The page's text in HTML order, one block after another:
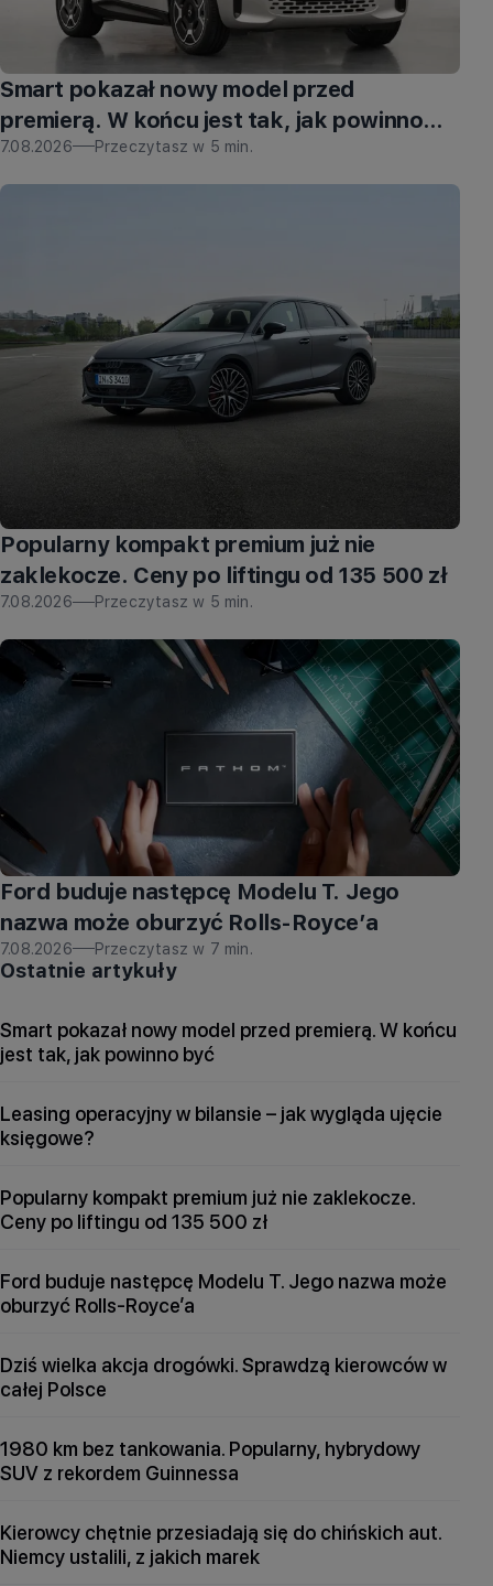
Smart pokazał nowy model przed
premierą. W końcu jest tak, jak powinno
być
7.08.2026 Przeczytasz w 5 min.
Popularny kompakt premium już nie
zaklekocze. Ceny po liftingu od 135 500 zł
7.08.2026 Przeczytasz w 5 min.
Ford buduje następcę Modelu T. Jego
nazwa może oburzyć Rolls-Royce’a
7.08.2026 Przeczytasz w 7 min.
Ostatnie artykuły
Smart pokazał nowy model przed premierą. W końcu
jest tak, jak powinno być
Leasing operacyjny w bilansie – jak wygląda ujęcie
księgowe?
Popularny kompakt premium już nie zaklekocze.
Ceny po liftingu od 135 500 zł
Ford buduje następcę Modelu T. Jego nazwa może
oburzyć Rolls-Royce’a
Dziś wielka akcja drogówki. Sprawdzą kierowców w
całej Polsce
1980 km bez tankowania. Popularny, hybrydowy
SUV z rekordem Guinnessa
Kierowcy chętnie przesiadają się do chińskich aut.
Niemcy ustalili, z jakich marek